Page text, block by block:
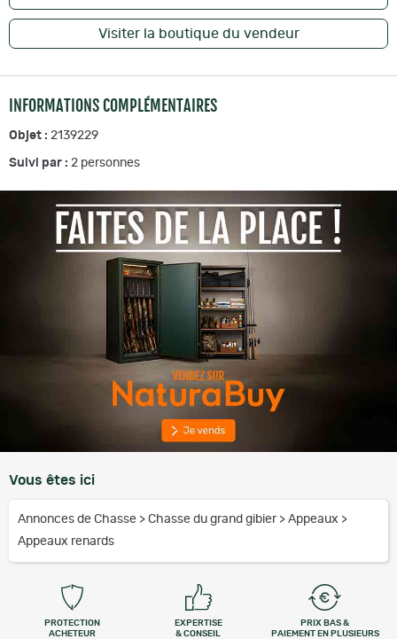
Visiter la boutique du vendeur
INFORMATIONS COMPLÉMENTAIRES
Objet : 2139229
Suivi par : 2 personnes
Vous êtes ici
Annonces de Chasse > Chasse du grand gibier > Appeaux >
Appeaux renards
PROTECTION
ACHETEUR
EXPERTISE
& CONSEIL
PRIX BAS &
PAIEMENT EN PLUSIEURS